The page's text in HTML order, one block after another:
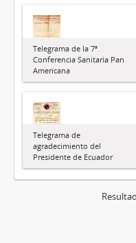
Telegrama de la 7ª
Conferencia Sanitaria Pan
Americana
Telegrama de
agradecimiento del
Presidente de Ecuador